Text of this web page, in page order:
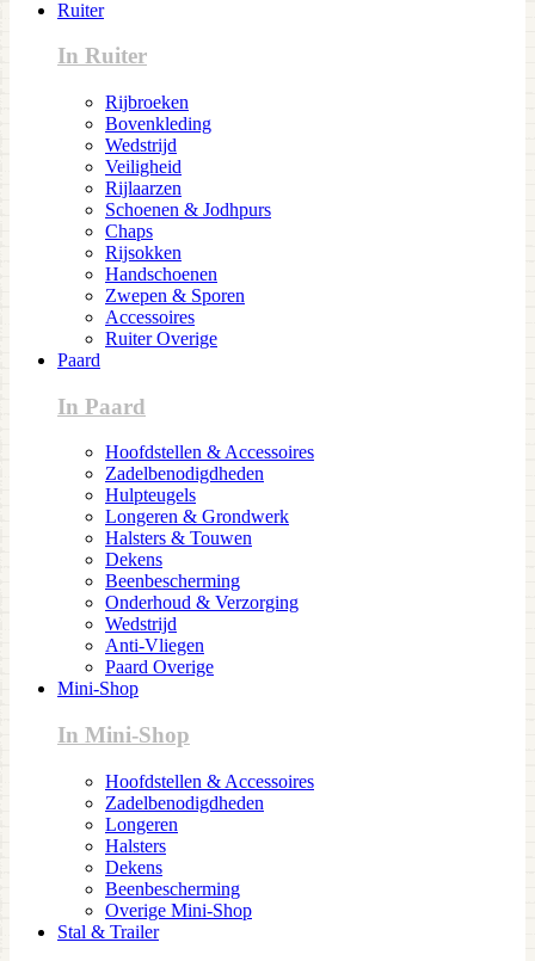
Ruiter
In Ruiter
Rijbroeken
Bovenkleding
Wedstrijd
Veiligheid
Rijlaarzen
Schoenen & Jodhpurs
Chaps
Rijsokken
Handschoenen
Zwepen & Sporen
Accessoires
Ruiter Overige
Paard
In Paard
Hoofdstellen & Accessoires
Zadelbenodigdheden
Hulpteugels
Longeren & Grondwerk
Halsters & Touwen
Dekens
Beenbescherming
Onderhoud & Verzorging
Wedstrijd
Anti-Vliegen
Paard Overige
Mini-Shop
In Mini-Shop
Hoofdstellen & Accessoires
Zadelbenodigdheden
Longeren
Halsters
Dekens
Beenbescherming
Overige Mini-Shop
Stal & Trailer